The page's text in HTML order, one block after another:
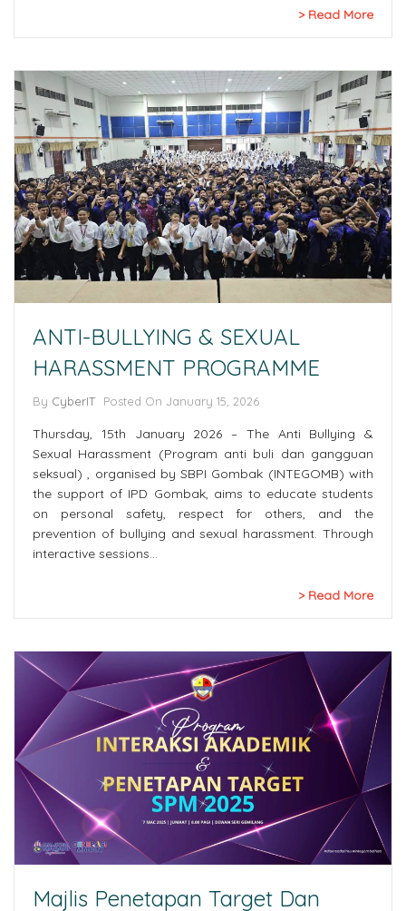
Read More
ANTI-BULLYING & SEXUAL
HARASSMENT PROGRAMME
By CyberIT Posted On January 15, 2026
Thursday, 15th January 2026 – The Anti Bullying &
Sexual Harassment (Program anti buli dan gangguan
seksual) , organised by SBPI Gombak (INTEGOMB) with
the support of IPD Gombak, aims to educate students
on personal safety, respect for others, and the
prevention of bullying and sexual harassment. Through
interactive sessions…
Read More
Majlis Penetapan Target Dan